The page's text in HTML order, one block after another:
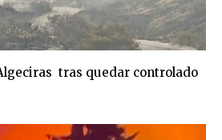
tras quedar controlado